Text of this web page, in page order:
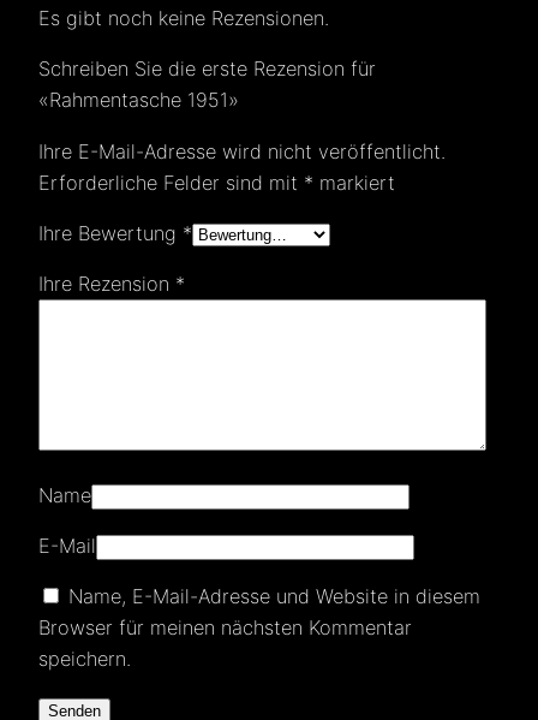
Es gibt noch keine Rezensionen.
Schreiben Sie die erste Rezension für
«Rahmentasche 1951»
Ihre E-Mail-Adresse wird nicht veröffentlicht.
Erforderliche Felder sind mit * markiert
Ihre Bewertung *
Ihre Rezension *
Name
E-Mail
Name, E-Mail-Adresse und Website in diesem
Browser für meinen nächsten Kommentar
speichern.